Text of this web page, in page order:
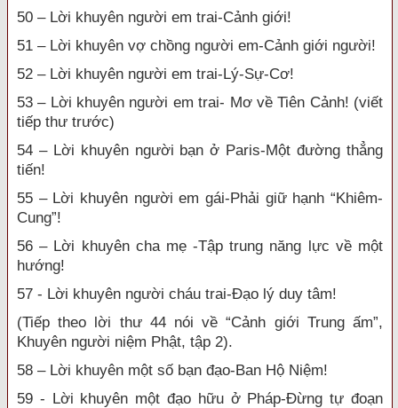
50 – Lời khuyên người em trai-Cảnh giới!
51 – Lời khuyên vợ chồng người em-Cảnh giới người!
52 – Lời khuyên người em trai-Lý-Sự-Cơ!
53 – Lời khuyên người em trai- Mơ về Tiên Cảnh! (viết
tiếp thư trước)
54 – Lời khuyên người bạn ở Paris-Một đường thẳng
tiến!
55 – Lời khuyên người em gái-Phải giữ hạnh “Khiêm-
Cung”!
56 – Lời khuyên cha mẹ -Tập trung năng lực về một
hướng!
57 - Lời khuyên người cháu trai-Đạo lý duy tâm!
(Tiếp theo lời thư 44 nói về “Cảnh giới Trung ấm”,
Khuyên người niệm Phật, tập 2).
58 – Lời khuyên một số bạn đạo-Ban Hộ Niệm!
59 - Lời khuyên một đạo hữu ở Pháp-Đừng tự đoạn